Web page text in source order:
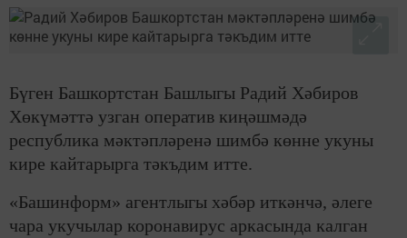
Бүген Башкортстан Башлыгы Радий Хәбиров
Хөкүмәттә узган оператив киңәшмәдә
республика мәктәпләренә шимбә көнне укуны
кире кайтарырга тәкъдим итте.
«Башинформ» агентлыгы хәбәр иткәнчә, әлеге
чара укучылар коронавирус аркасында калган